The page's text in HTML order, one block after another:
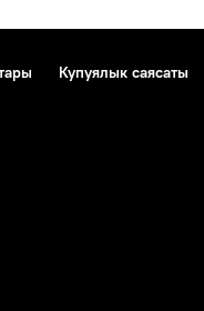
Купуялык саясаты